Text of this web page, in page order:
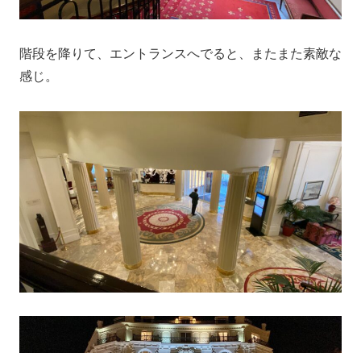
階段を降りて、エントランスへでると、またまた素敵な
感じ。